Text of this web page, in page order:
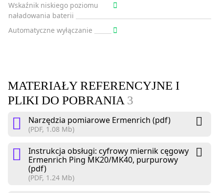
Wskaźnik niskiego poziomu
naładowania baterii
Automatyczne wyłączanie
MATERIAŁY REFERENCYJNE I
PLIKI DO POBRANIA 3
Narzędzia pomiarowe Ermenrich (pdf)
(PDF, 1.08 Mb)
Instrukcja obsługi: cyfrowy miernik cęgowy
Ermenrich Ping MK20/MK40, purpurowy
(pdf)
(PDF, 1.24 Mb)